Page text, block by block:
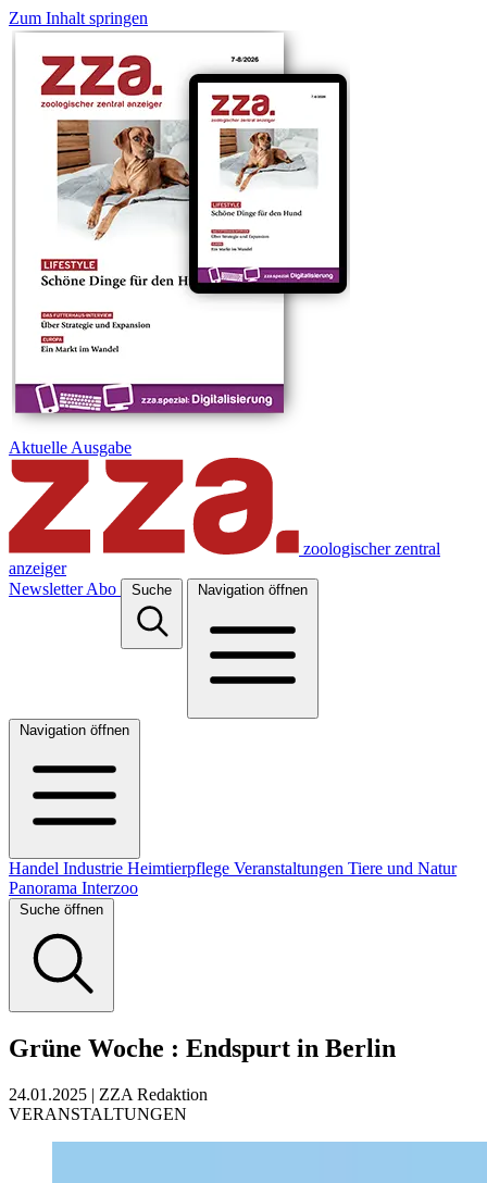
Zum Inhalt springen
Aktuelle Ausgabe
zoologischer zentral
anzeiger
Newsletter Abo Suche Navigation öffnen
Navigation öffnen
Handel Industrie Heimtierpflege Veranstaltungen Tiere und Natur
Panorama Interzoo
Suche öffnen
Grüne Woche : Endspurt in Berlin
24.01.2025 | ZZA Redaktion
VERANSTALTUNGEN